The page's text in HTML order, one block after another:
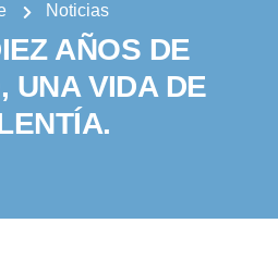
Noticias
AÑOS DE
UNA VIDA DE